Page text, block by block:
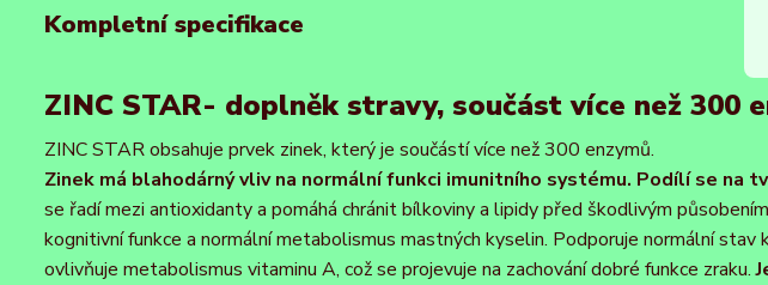
Kompletní specifikace
ZINC STAR- doplněk stravy, součást více než 300
ZINC STAR obsahuje prvek zinek, který je součástí více než 300 enzymů.
Zinek má blahodárný vliv na normální funkci imunitního systému. Podílí se na
se řadí mezi antioxidanty a pomáhá chránit bílkoviny a lipidy před škodlivým
kognitivní funkce a normální metabolismus mastných kyselin. Podporuje normální stav
ovlivňuje metabolismus vitaminu A, což se projevuje na zachování dobré funkce zraku.